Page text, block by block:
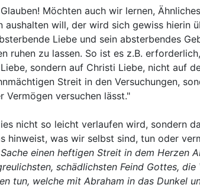
Möchten auch wir lernen,
aushalten will, der wird sich gewiss hierin
Liebe und sein absterbendes
ruhen zu lassen. So ist es z.B.
sondern auf Christi Liebe, nicht auf
Streit in den Versuchungen,
Vermögen versuchen lässt."
nicht so leicht verlaufen wird, sondern
hinweist, was wir selbst sind, tun oder
einen heftigen Streit in dem
schädlichsten Feind Gottes,
tun, welche mit Abraham in das Dunkel